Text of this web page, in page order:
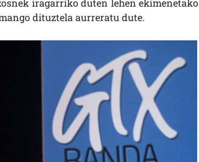
iragarriko duten lehen ekimenetako
dituztela aurreratu dute.